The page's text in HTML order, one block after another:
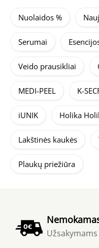
Nuolaidos %
Serumai
Veido prausikliai
MEDI-PEEL K-
iUNIK Holika
Lakštinės kaukės
Plaukų priežiūra